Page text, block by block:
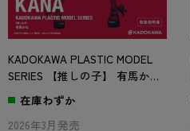
KADOKAWA PLASTIC MODEL
SERIES 【推しの子】 有馬かな
/ 有馬かな DX ver. 取扱説明書
(通常)
在庫わずか
2026年3月発売